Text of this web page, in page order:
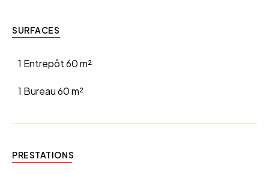
SURFACES
1 Entrepôt60 m²
1 Bureau60 m²
PRESTATIONS